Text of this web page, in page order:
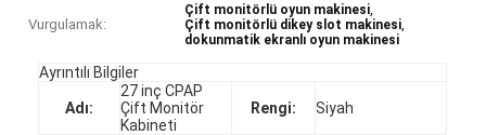
Vurgulamak:
Çift monitörlü oyun makinesi,
Çift monitörlü dikey slot makinesi,
dokunmatik ekranlı oyun makinesi
Ayrıntılı Bilgiler
Adı:
27 inç CPAP
Çift Monitör
Kabineti
Rengi: Siyah